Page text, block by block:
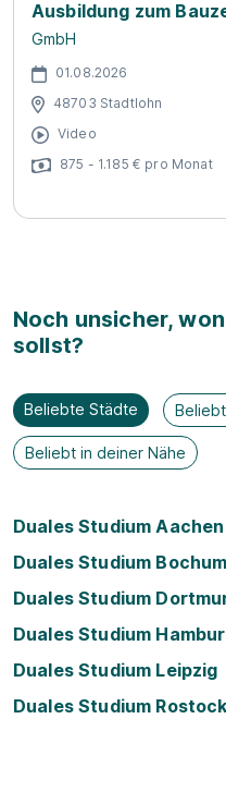
Ausbildung zum
GmbH
01.08.2026
48703 Stadtlohn
Video
875 - 1.185 € pro Monat
Noch unsicher,
sollst?
Beliebte Städte
Beliebt in deiner Nähe
Duales Studium Aachen
Duales Studium Bochum
Duales Studium
Duales Studium
Duales Studium Leipzig
Duales Studium Rostock